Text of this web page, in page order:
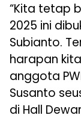
“Kita tetap
2025 ini
Subianto.
harapan
anggota
Susanto
di Hall